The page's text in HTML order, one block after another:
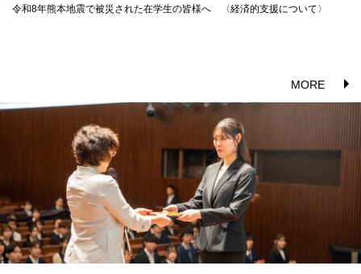
令和8年熊本地震で被災された在学生の皆様へ 〈経済的支援について〉
MORE